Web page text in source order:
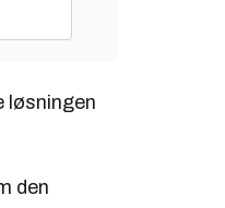
løsningen
den